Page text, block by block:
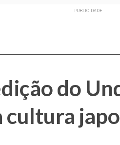
PUBLICIDADE
do